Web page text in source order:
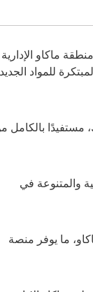
ماكاو الإدارية
للمواد
مستفيدًا بالكامل
والمتنوعة في
يقرب من 6,500 مؤسسة استثمارية من ماكاو، ما يوفر منصة